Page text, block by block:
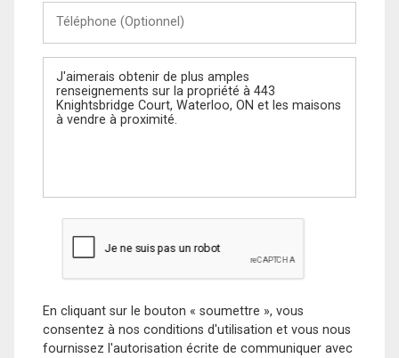
(Optionnel)
Message
En cliquant sur le bouton « soumettre », vous
consentez à nos conditions d'utilisation et vous nous
fournissez l'autorisation écrite de communiquer avec